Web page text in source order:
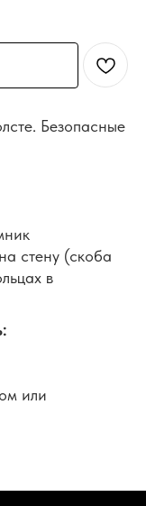
Безопасные
стену (скоба
в
или